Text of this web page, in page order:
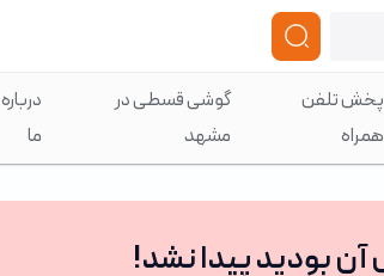
پخش تلفن
همراه
گوشی قسطی در
مشهد
درباره
ما